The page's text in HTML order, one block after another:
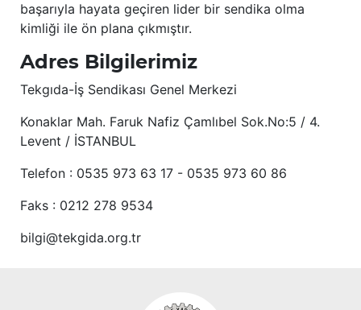
başarıyla hayata geçiren lider bir sendika olma
kimliği ile ön plana çıkmıştır.
Adres Bilgilerimiz
Tekgıda-İş Sendikası Genel Merkezi
Konaklar Mah. Faruk Nafiz Çamlıbel Sok.No:5 / 4.
Levent / İSTANBUL
Telefon : 0535 973 63 17 - 0535 973 60 86
Faks : 0212 278 9534
bilgi@tekgida.org.tr